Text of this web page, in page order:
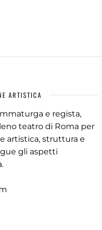
ARTISTICA
e regista,
teatro di Roma per
artistica, struttura e
gli aspetti